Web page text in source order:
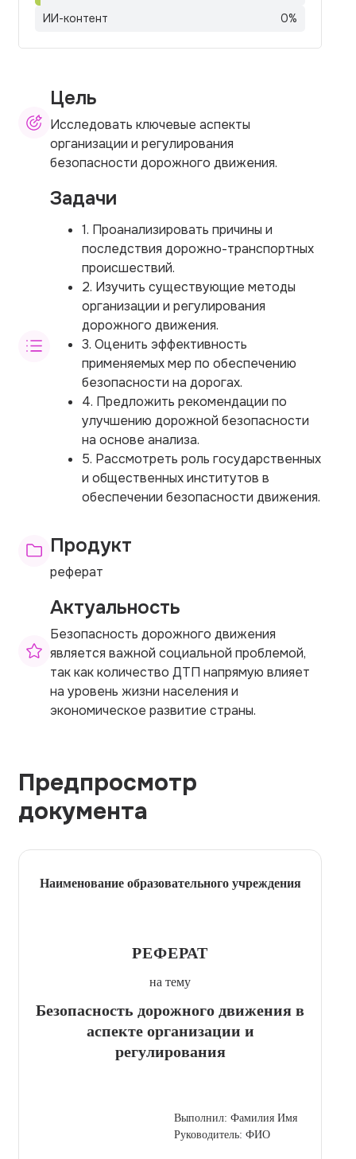
ИИ-контент
0%
Цель
Исследовать ключевые аспекты
организации и регулирования
безопасности дорожного движения.
Задачи
1. Проанализировать причины и
последствия дорожно-транспортных
происшествий.
2. Изучить существующие методы
организации и регулирования
дорожного движения.
3. Оценить эффективность
применяемых мер по обеспечению
безопасности на дорогах.
4. Предложить рекомендации по
улучшению дорожной безопасности
на основе анализа.
5. Рассмотреть роль государственных
и общественных институтов в
обеспечении безопасности движения.
Продукт
реферат
Актуальность
Безопасность дорожного движения
является важной социальной проблемой,
так как количество ДТП напрямую влияет
на уровень жизни населения и
экономическое развитие страны.
Предпросмотр
документа
Наименование образовательного учреждения
РЕФЕРАТ
на тему
Безопасность дорожного движения в
аспекте организации и
регулирования
Выполнил: Фамилия Имя
Руководитель: ФИО